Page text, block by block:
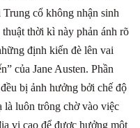
cổ không nhận sinh
thời kì này phản ánh rõ
định kiến đè lên vai
của Jane Austen. Phần
bị ảnh hưởng bởi chế độ
là luôn trông chờ vào việc
vị cao để được hưởng một